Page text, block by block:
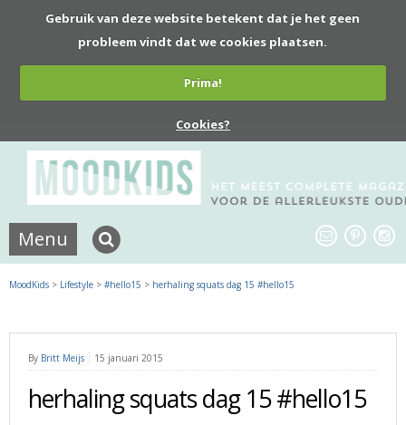
Gebruik van deze website betekent dat je het geen
probleem vindt dat we cookies plaatsen.
Prima!
Cookies?
Menu
MoodKids > Lifestyle > #hello15 > herhaling squats dag 15 #hello15
By Britt Meijs 15 januari 2015
herhaling squats dag 15 #hello15